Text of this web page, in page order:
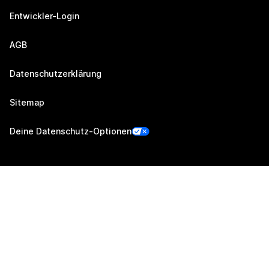
Entwickler-Login
AGB
Datenschutzerklärung
Sitemap
Deine Datenschutz-Optionen